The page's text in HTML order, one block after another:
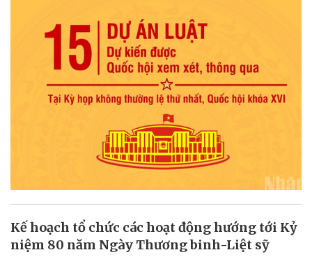
Kế hoạch tổ chức các hoạt động hướng tới Kỷ
niệm 80 năm Ngày Thương binh-Liệt sỹ